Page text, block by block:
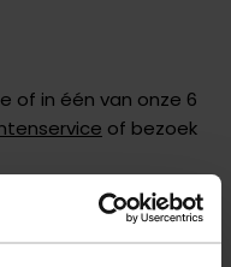
of in één van onze 6
of bezoek